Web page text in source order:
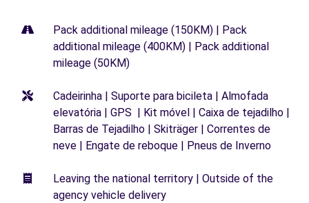
Pack additional mileage (150KM) | Pack
additional mileage (400KM) | Pack additional
mileage (50KM)
Cadeirinha | Suporte para bicileta | Almofada
elevatória | GPS | Kit móvel | Caixa de tejadilho |
Barras de Tejadilho | Skiträger | Correntes de
neve | Engate de reboque | Pneus de Inverno
Leaving the national territory | Outside of the
agency vehicle delivery